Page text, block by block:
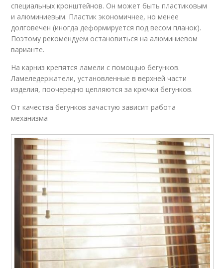
специальных кронштейнов. Он может быть пластиковым
и алюминиевым. Пластик экономичнее, но менее
долговечен (иногда деформируется под весом планок).
Поэтому рекомендуем остановиться на алюминиевом
варианте.
На карниз крепятся ламели с помощью бегунков.
Ламеледержатели, установленные в верхней части
изделия, поочередно цепляются за крючки бегунков.
От качества бегунков зачастую зависит работа
механизма